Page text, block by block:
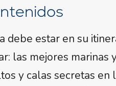
debe estar en su
las mejores marinas
y calas secretas en